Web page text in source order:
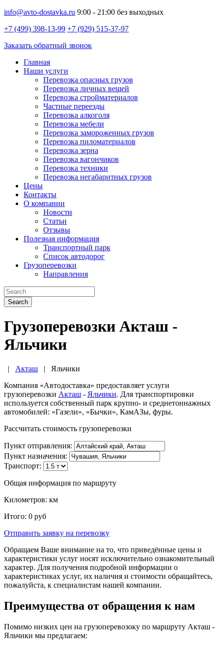
info@avto-dostavka.ru 9:00 - 21:00 без выходных
+7 (499) 398-13-99 +7 (929) 515-37-97
Заказать обратный звонок
Главная
Наши услуги
Перевозка опасных грузов
Перевозка личных вещей
Перевозка стройматериалов
Частные переезды
Перевозка алкоголя
Перевозка мебели
Перевозка замороженных грузов
Перевозка пиломатериалов
Перевозка зерна
Перевозка вагончиков
Перевозка техники
Перевозка негабаритных грузов
Цены
Контакты
О компании
Новости
Статьи
Отзывы
Полезная информация
Транспортный парк
Список автодорог
Грузоперевозки
Направления
Search
Грузоперевозки Акташ -
Яльчики
| Акташ | Яльчики
Компания «Автодоставка» предоставляет услуги
грузоперевозки Акташ - Яльчики. Для транспортировки
используется собственный парк крупно- и среднетоннажных
автомобилей: «Газели», «Бычки», КамАЗы, фуры.
Рассчитать стоимость грузоперевозки
Пункт отправления:
Пункт назначения:
Транспорт:
Общая информация по маршруту
Километров: км
Итого: 0 руб
Отправить заявку на перевозку
Обращаем Ваше внимание на то, что приведённые цены и
характеристики услуг носят исключительно ознакомительный
характер. Для получения подробной информации о
характеристиках услуг, их наличия и стоимости обращайтесь,
пожалуйста, к специалистам нашей компании.
Преимущества от обращения к нам
Помимо низких цен на грузоперевозоку по маршруту Акташ -
Яльчики мы предлагаем: